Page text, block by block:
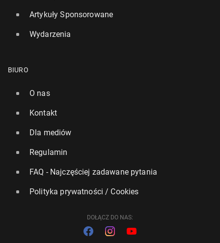
Artykuły Sponsorowane
Wydarzenia
BIURO
O nas
Kontakt
Dla mediów
Regulamin
FAQ - Najczęściej zadawane pytania
Polityka prywatności / Cookies
DOŁĄCZ DO NAS: